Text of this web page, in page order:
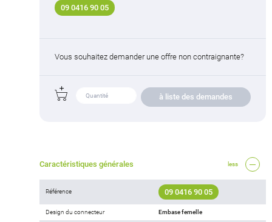
09 0416 90 05
Vous souhaitez demander une offre non contraignante?
à liste des demandes
Caractéristiques générales less
Référence 09 0416 90 05
Design du connecteur Embase femelle